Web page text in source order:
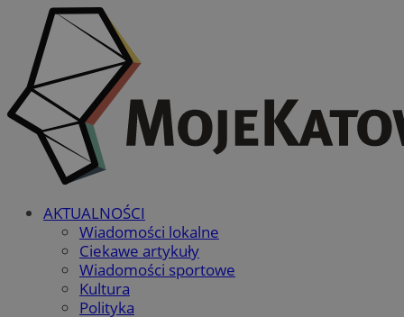
AKTUALNOŚCI
Wiadomości lokalne
Ciekawe artykuły
Wiadomości sportowe
Kultura
Polityka